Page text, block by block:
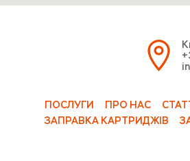
ПОСЛУГИ ПРО НАС
ЗАПРАВКА КАРТРИДЖІВ